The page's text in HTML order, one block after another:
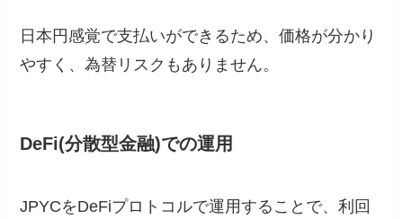
日本円感覚で支払いができるため、価格が分かり
やすく、為替リスクもありません。
DeFi(分散型金融)での運用
JPYCをDeFiプロトコルで運用することで、利回